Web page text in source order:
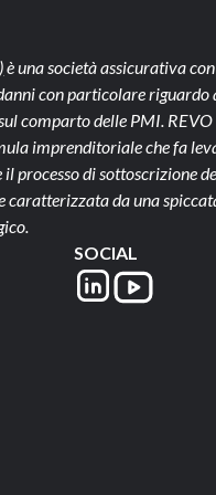
è una società assicurativa
con particolare riguardo
comparto delle PMI.
imprenditoriale che fa
processo di sottoscrizione
caratterizzata da una
SOCIAL